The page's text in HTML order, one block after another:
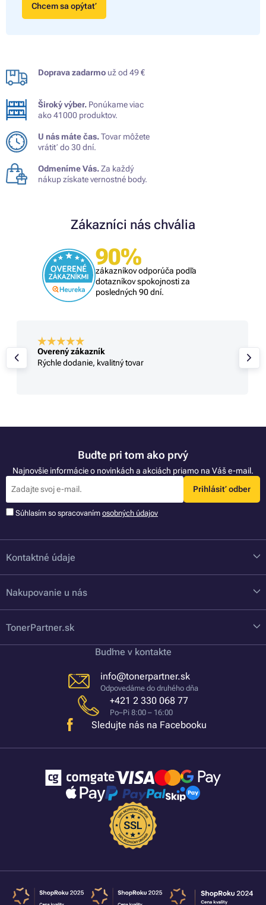
Chcem sa opýtať
Doprava zadarmo už od 49 €
Široký výber. Ponúkame viac
ako 41000 produktov.
U nás máte čas.Tovar môžete
vrátiť do 30 dní.
Odmeníme Vás.Za každý
nákup získate vernostné body.
Zákazníci nás chvália
90%
zákazníkov odporúča podľa
dotazníkov spokojnosti za
posledných 90 dní.
Overený zákazník
Rýchle dodanie, kvalitný tovar
Buďte pri tom ako prvý
Najnovšie informácie o novinkách a akciách priamo na Váš e-mail.
Prihlásiť odber
Súhlasím so spracovaním osobných údajov
Kontaktné údaje
Nakupovanie u nás
TonerPartner.sk
Buďme v kontakte
info@tonerpartner.sk
Odpovedáme do druhého dňa
+421 2 330 068 77
Po–Pi 8:00 – 16:00
Sledujte nás na Facebooku